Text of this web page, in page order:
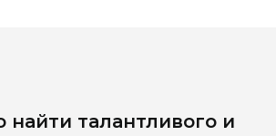
талантливого и